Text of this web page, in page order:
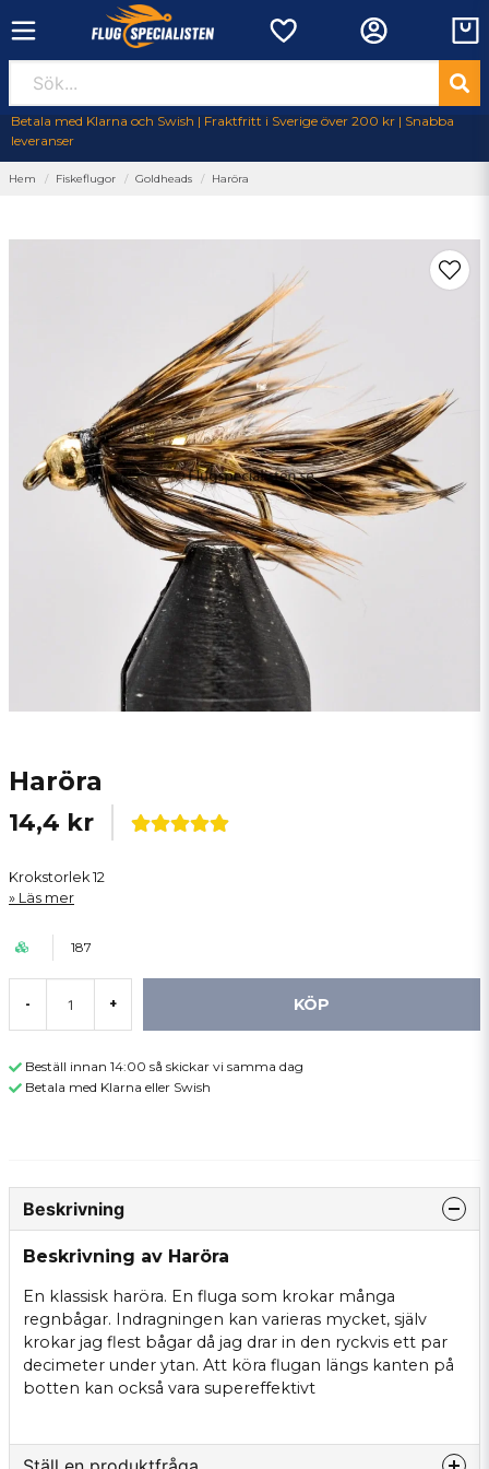
Betala med Klarna och Swish | Fraktfritt i Sverige över 200 kr | Snabba
leveranser
Hem Fiskeflugor Goldheads Haröra
Haröra
14,4 kr
Krokstorlek 12
Läs mer
187
- + KÖP
Beställ innan 14:00 så skickar vi samma dag
Betala med Klarna eller Swish
Beskrivning
Beskrivning av Haröra
En klassisk haröra. En fluga som krokar många
regnbågar. Indragningen kan varieras mycket, själv
krokar jag flest bågar då jag drar in den ryckvis ett par
decimeter under ytan. Att köra flugan längs kanten på
botten kan också vara supereffektivt